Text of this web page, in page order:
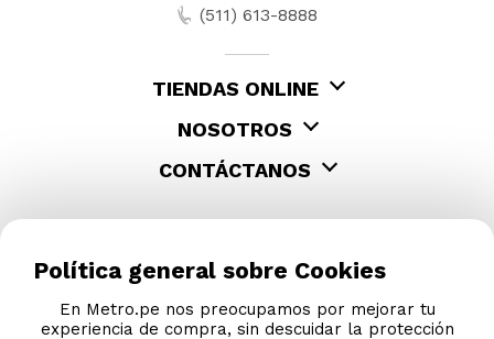
(511) 613-8888
TIENDAS ONLINE
NOSOTROS
CONTÁCTANOS
Política general sobre Cookies
En Metro.pe nos preocupamos por mejorar tu
experiencia de compra, sin descuidar la protección